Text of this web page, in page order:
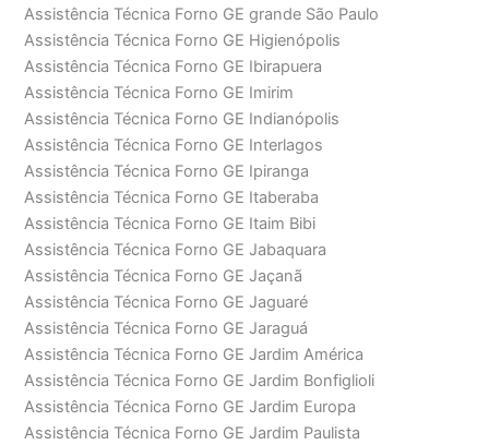
Assistência Técnica Forno GE grande São Paulo
Assistência Técnica Forno GE Higienópolis
Assistência Técnica Forno GE Ibirapuera
Assistência Técnica Forno GE Imirim
Assistência Técnica Forno GE Indianópolis
Assistência Técnica Forno GE Interlagos
Assistência Técnica Forno GE Ipiranga
Assistência Técnica Forno GE Itaberaba
Assistência Técnica Forno GE Itaim Bibi
Assistência Técnica Forno GE Jabaquara
Assistência Técnica Forno GE Jaçanã
Assistência Técnica Forno GE Jaguaré
Assistência Técnica Forno GE Jaraguá
Assistência Técnica Forno GE Jardim América
Assistência Técnica Forno GE Jardim Bonfiglioli
Assistência Técnica Forno GE Jardim Europa
Assistência Técnica Forno GE Jardim Paulista